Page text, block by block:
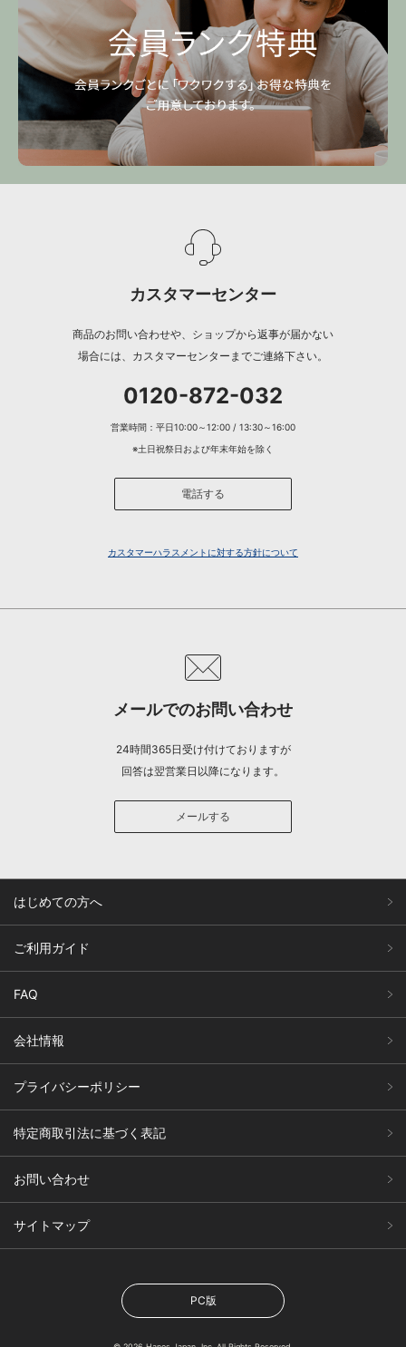
カスタマーセンター
商品のお問い合わせや、ショップから返事が届かない
場合には、カスタマーセンターまでご連絡下さい。
0120-872-032
営業時間：平日10:00～12:00 / 13:30～16:00
※土日祝祭日および年末年始を除く
電話する
カスタマーハラスメントに対する方針について
メールでのお問い合わせ
24時間365日受け付けておりますが
回答は翌営業日以降になります。
メールする
はじめての方へ
ご利用ガイド
FAQ
会社情報
プライバシーポリシー
特定商取引法に基づく表記
お問い合わせ
サイトマップ
PC版